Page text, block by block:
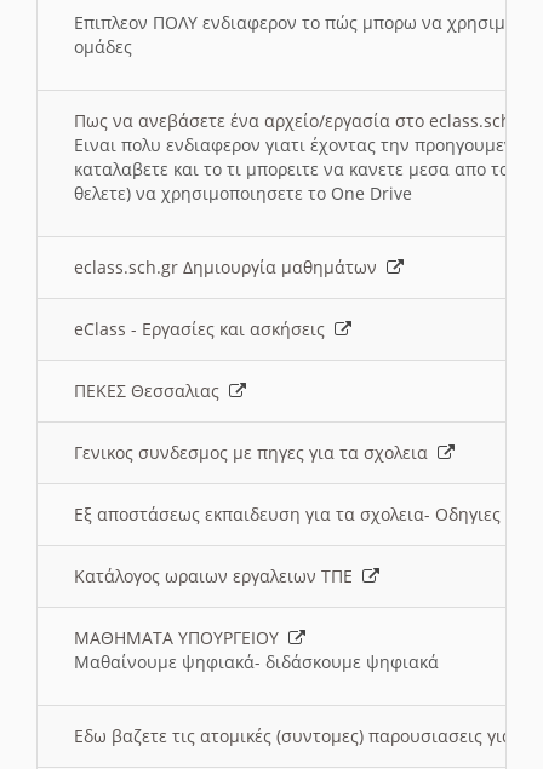
Επιπλεον ΠΟΛΥ ενδιαφερον το πώς μπορω να
ομάδες
Πως να ανεβάσετε ένα αρχείο/εργασία στο eclass.sch.gr
Ειναι πολυ ενδιαφερον γιατι έχοντας την
καταλαβετε και το τι μπορειτε να κανετε μεσα απο το
θελετε) να χρησιμοποιησετε το One Drive
eclass.sch.gr Δημιουργία μαθημάτων
eClass - Εργασίες και ασκήσεις
ΠΕΚΕΣ Θεσσαλιας
Γενικος συνδεσμος με πηγες για τα σχολεια
Εξ αποστάσεως εκπαιδευση για τα σχολεια- Οδηγιες
Κατάλογος ωραιων εργαλειων ΤΠΕ
ΜΑΘΗΜΑΤΑ ΥΠΟΥΡΓΕΙΟΥ
Μαθαίνουμε ψηφιακά- διδάσκουμε ψηφιακά
Εδω βαζετε τις ατομικές (συντομες) παρουσιασεις για